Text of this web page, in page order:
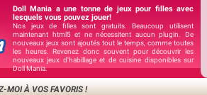
Doll Mania a une tonne de jeux pour filles avec
lesquels vous pouvez jouer!
Nos jeux de filles sont gratuits. Beaucoup utilisent
maintenant html5 et ne nécessitent aucun plugin. De
nouveaux jeux sont ajoutés tout le temps, comme toutes
les heures. Revenez donc souvent pour découvrir les
nouveaux jeux d'habillage et de cuisine disponibles sur
Doll Mania.
MOI À VOS FAVORIS !